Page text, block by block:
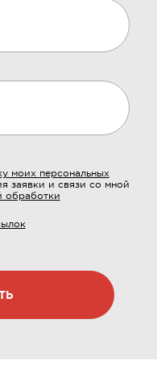
моих персональных
заявки и связи со мной
обработки